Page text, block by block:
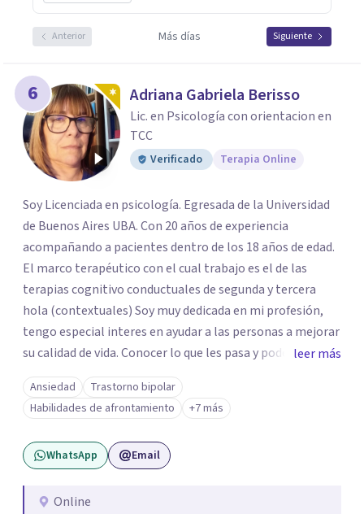
Anterior Más días Siguiente
6 Adriana Gabriela Berisso
Lic. en Psicología con orientacion en
TCC
Verificado Terapia Online
Soy Licenciada en psicología. Egresada de la Universidad
de Buenos Aires UBA. Con 20 años de experiencia
acompañando a pacientes dentro de los 18 años de edad.
El marco terapéutico con el cual trabajo es el de las
terapias cognitivo conductuales de segunda y tercera
hola (contextuales) Soy muy dedicada en mi profesión,
tengo especial interes en ayudar a las personas a mejorar
su calidad de vida. Conocer lo que les pasa y poder trabajar
en ello brindando las herramientas necesarias. Hay
momentos en la vida por los cuales atravezamos por
estados de ansiedad, depresión o estrés, es alli donde no
encontramos o nos parece no tener recursos para
afrontarlos, pareciera que no hay salida. Dentro de esta
es la que ha presentado mayores evidencias epíricas en la
leer más
Ansiedad
Trastorno bipolar
Habilidades de afrontamiento
+7 más
WhatsApp Email
Online